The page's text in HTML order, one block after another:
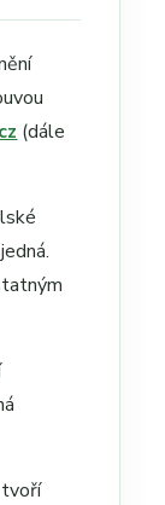
(dále
tvoří